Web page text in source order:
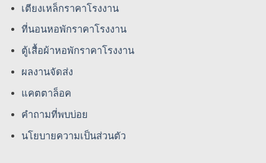
เตียงเหล็กราคาโรงงาน
ที่นอนหอพักราคาโรงงาน
ตู้เสื้อผ้าหอพักราคาโรงงาน
ผลงานจัดส่ง
แคตตาล็อค
คําถามที่พบบ่อย
นโยบายความเป็นส่วนตัว